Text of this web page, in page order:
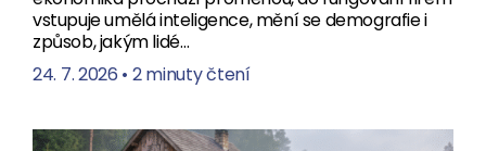
vstupuje umělá inteligence, mění se demografie i
způsob, jakým lidé…
24. 7. 2026 • 2 minuty čtení